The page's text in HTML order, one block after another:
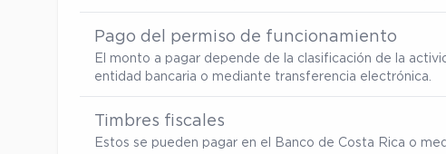
Pago del permiso de funcionamiento
El monto a pagar depende de la clasificación de la
entidad bancaria o mediante transferencia electrónica.
Timbres fiscales
Estos se pueden pagar en el Banco de Costa Rica o